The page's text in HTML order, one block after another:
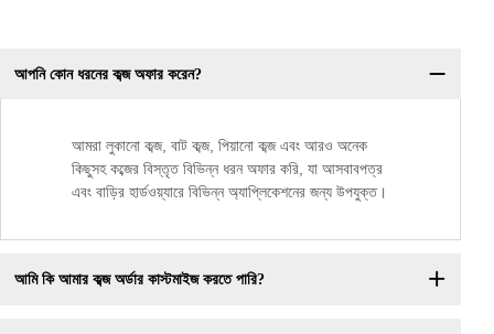
আপনি কোন ধরনের কব্জ অফার করেন?
আমরা লুকানো কব্জ, বাট কব্জ, পিয়ানো কব্জ এবং আরও অনেক
কিছুসহ কব্জের বিস্তৃত বিভিন্ন ধরন অফার করি, যা আসবাবপত্র
এবং বাড়ির হার্ডওয়্যারে বিভিন্ন অ্যাপ্লিকেশনের জন্য উপযুক্ত।
আমি কি আমার কব্জ অর্ডার কাস্টমাইজ করতে পারি?